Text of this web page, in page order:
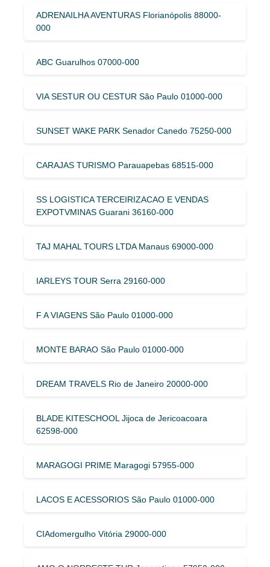
ADRENAILHA AVENTURAS Florianópolis 88000-
000
ABC Guarulhos 07000-000
VIA SESTUR OU CESTUR São Paulo 01000-000
SUNSET WAKE PARK Senador Canedo 75250-000
CARAJAS TURISMO Parauapebas 68515-000
SS LOGISTICA TERCEIRIZACAO E VENDAS
EXPOTVMINAS Guarani 36160-000
TAJ MAHAL TOURS LTDA Manaus 69000-000
IARLEYS TOUR Serra 29160-000
F A VIAGENS São Paulo 01000-000
MONTE BARAO São Paulo 01000-000
DREAM TRAVELS Rio de Janeiro 20000-000
BLADE KITESCHOOL Jijoca de Jericoacoara
62598-000
MARAGOGI PRIME Maragogi 57955-000
LACOS E ACESSORIOS São Paulo 01000-000
CIAdomergulho Vitória 29000-000